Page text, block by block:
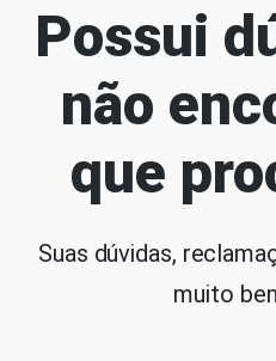
Possui
não
que
Suas dúvidas,
muito